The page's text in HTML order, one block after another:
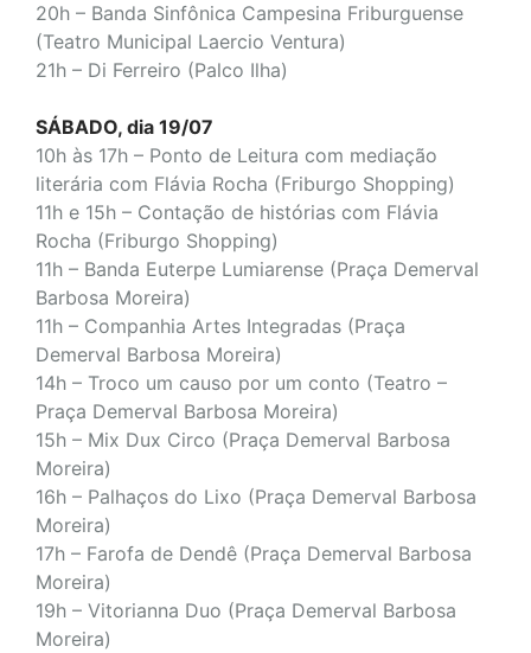
20h – Banda Sinfônica Campesina Friburguense
(Teatro Municipal Laercio Ventura)
21h – Di Ferreiro (Palco Ilha)
SÁBADO, dia 19/07
10h às 17h – Ponto de Leitura com mediação
literária com Flávia Rocha (Friburgo Shopping)
11h e 15h – Contação de histórias com Flávia
Rocha (Friburgo Shopping)
11h – Banda Euterpe Lumiarense (Praça Demerval
Barbosa Moreira)
11h – Companhia Artes Integradas (Praça
Demerval Barbosa Moreira)
14h – Troco um causo por um conto (Teatro –
Praça Demerval Barbosa Moreira)
15h – Mix Dux Circo (Praça Demerval Barbosa
Moreira)
16h – Palhaços do Lixo (Praça Demerval Barbosa
Moreira)
17h – Farofa de Dendê (Praça Demerval Barbosa
Moreira)
19h – Vitorianna Duo (Praça Demerval Barbosa
Moreira)